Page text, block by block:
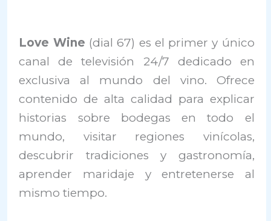
Love Wine (dial 67) es el primer y único
canal de televisión 24/7 dedicado en
exclusiva al mundo del vino. Ofrece
contenido de alta calidad para explicar
historias sobre bodegas en todo el
mundo, visitar regiones vinícolas,
descubrir tradiciones y gastronomía,
aprender maridaje y entretenerse al
mismo tiempo.